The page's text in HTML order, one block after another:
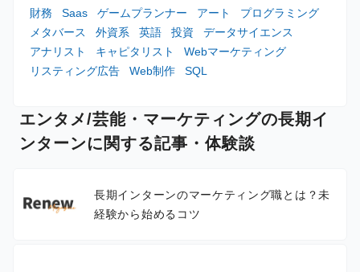
財務
Saas ゲームプランナー アート
プログラミング
メタバース
外資系 英語 投資
データサイエンス
アナリスト
キャピタリスト
Webマーケティング
リスティング広告
Web制作 SQL
エンタメ/芸能・マーケティングの長期イ
ンターンに関する記事・体験談
長期インターンのマーケティング職とは？未
経験から始めるコツ